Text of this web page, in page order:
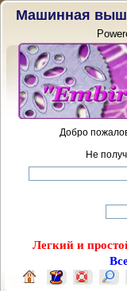
Машинная
Добро
Не
Легкий и